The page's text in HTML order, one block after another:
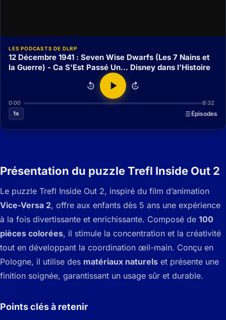
LES PODCASTS DE DLRP
12 Décembre 1941 : Seven Wise Dwarfs (Les 7 Nains et
la Guerre) - Ca S'Est Passé Un... Disney dans l'Histoire
15 15
0:00
8:32
1x
Épisodes
Présentation du puzzle Trefl Inside Out 2
Le puzzle Trefl Inside Out 2, inspiré du film d’animation
Vice-Versa 2, offre aux enfants dès 5 ans une expérience
à la fois divertissante et enrichissante. Composé de 100
pièces colorées, il stimule la concentration et la créativité
tout en développant la coordination œil-main. Conçu en
Pologne, il utilise des matériaux naturels et présente une
finition soignée, garantissant un usage sûr et durable.
Points clés à retenir